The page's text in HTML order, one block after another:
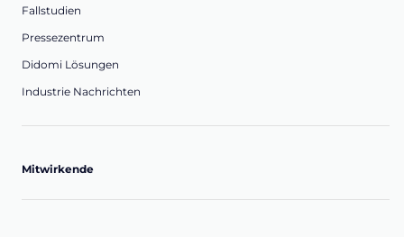
Fallstudien
Pressezentrum
Didomi Lösungen
Industrie Nachrichten
Mitwirkende